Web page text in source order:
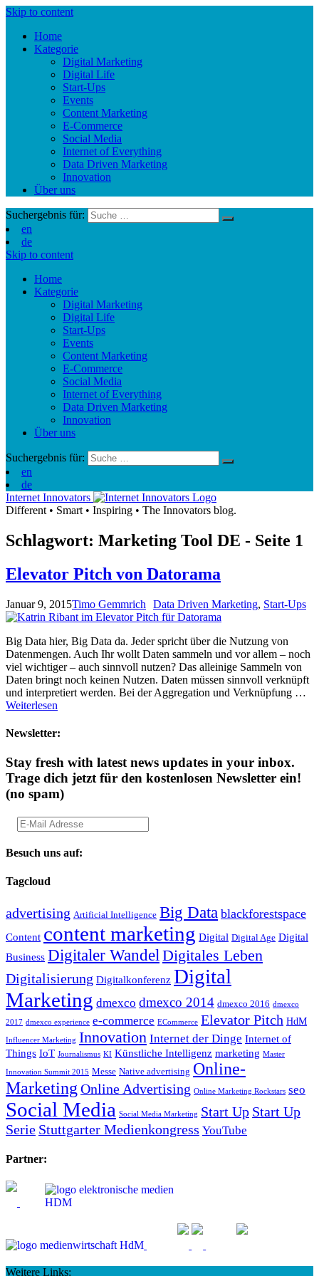
Skip to content
Home
Kategorie
Digital Marketing
Digital Life
Start-Ups
Events
Content Marketing
E-Commerce
Social Media
Internet of Everything
Data Driven Marketing
Innovation
Über uns
Suchergebnis für:
en
de
Skip to content
Home
Kategorie
Digital Marketing
Digital Life
Start-Ups
Events
Content Marketing
E-Commerce
Social Media
Internet of Everything
Data Driven Marketing
Innovation
Über uns
Suchergebnis für:
en
de
Internet Innovators
Different • Smart • Inspiring • The Innovators blog.
Schlagwort: Marketing Tool DE - Seite 1
Elevator Pitch von Datorama
Januar 9, 2015Timo Gemmrich Data Driven Marketing, Start-Ups
Big Data hier, Big Data da. Jeder spricht über die Nutzung von
Datenmengen. Auch Ihr wollt Daten sammeln und vor allem – noch
viel wichtiger – auch sinnvoll nutzen? Das alleinige Sammeln von
Daten bringt noch keinen Nutzen. Daten müssen sinnvoll verknüpft
und interpretiert werden. Bei der Aggregation und Verknüpfung …
Weiterlesen
Newsletter:
Stay fresh with latest news updates in your inbox.
Trage dich jetzt für den kostenlosen Newsletter ein!
(no spam)
Besuch uns auf:
Tagcloud
advertising Artificial Intelligence Big Data blackforestspace
Content content marketing Digital Digital Age Digital
Business Digitaler Wandel Digitales Leben
Digitalisierung Digitalkonferenz Digital
Marketing dmexco dmexco 2014 dmexco 2016 dmexco
2017 dmexco experience e-commerce ECommerce Elevator Pitch HdM
Influencer Marketing Innovation Internet der Dinge Internet of
Things IoT Journalismus KI Künstliche Intelligenz marketing Master
Innovation Summit 2015 Messe Native advertising Online-
Marketing Online Advertising Online Marketing Rockstars seo
Social Media Social Media Marketing Start Up Start Up
Serie Stuttgarter Medienkongress YouTube
Partner:
Weitere Links: